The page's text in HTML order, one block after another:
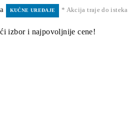
KUĆNE UREĐAJE
* Akcija traje do isteka
izbor i najpovoljnije cene!